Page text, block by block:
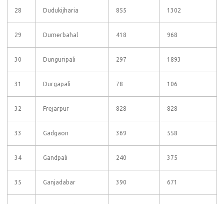
28 Dudukijharia 855 1302
29 Dumerbahal 418 968
30 Dunguripali 297 1893
31 Durgapali 78 106
32 Frejarpur 828 828
33 Gadgaon 369 558
34 Gandpali 240 375
35 Ganjadabar 390 671